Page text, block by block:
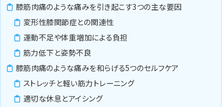
膝筋肉痛のような痛みを引き起こす3つの主な要因
変形性膝関節症との関連性
運動不足や体重増加による負担
筋力低下と姿勢不良
膝筋肉痛のような痛みを和らげる5つのセルフケア
ストレッチと軽い筋力トレーニング
適切な休息とアイシング